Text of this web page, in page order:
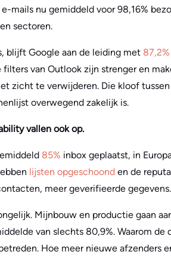
mails nu gemiddeld voor 98,16%
sectoren.
blijft Google aan de leiding met 87,2%
van Outlook zijn strenger en
zicht te verwijderen. Die kloof
overwegend zakelijk is.
vallen ook op.
85% inbox geplaatst, in
lijsten opgeschoond en de
meer geverifieerde gegevens.
Mijnbouw en productie gaan
van slechts 80,9%. Waarom
Hoe meer nieuwe afzenders